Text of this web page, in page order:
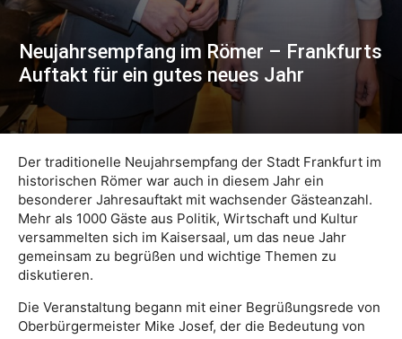
Neujahrsempfang im Römer – Frankfurts
Auftakt für ein gutes neues Jahr
Der traditionelle Neujahrsempfang der Stadt Frankfurt im
historischen Römer war auch in diesem Jahr ein
besonderer Jahresauftakt mit wachsender Gästeanzahl.
Mehr als 1000 Gäste aus Politik, Wirtschaft und Kultur
versammelten sich im Kaisersaal, um das neue Jahr
gemeinsam zu begrüßen und wichtige Themen zu
diskutieren.
Die Veranstaltung begann mit einer Begrüßungsrede von
Oberbürgermeister Mike Josef, der die Bedeutung von